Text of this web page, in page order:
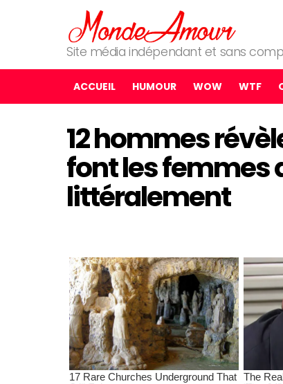
Site média indépendant et sans
ACCUEIL HUMOUR WOW WTF
12 hommes
font les femmes
littéralement